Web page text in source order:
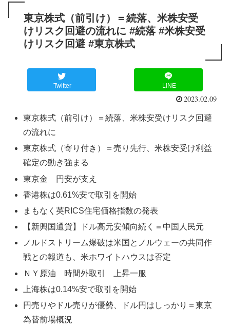
東京株式（前引け）＝続落、米株安受
けリスク回避の流れに #続落 #米株安受
けリスク回避 #東京株式
Twitter LINE
2023.02.09
東京株式（前引け）＝続落、米株安受けリスク回避
の流れに
東京株式（寄り付き）＝売り先行、米株安受け利益
確定の動き強まる
東京金 円安が支え
香港株は0.61%安で取引を開始
まもなく英RICS住宅価格指数の発表
【新興国通貨】ドル高元安傾向続く＝中国人民元
ノルドストリーム爆破は米国とノルウェーの共同作
戦との報道も、米ホワイトハウスは否定
ＮＹ原油 時間外取引 上昇一服
上海株は0.14%安で取引を開始
円売りやドル売りが優勢、ドル円はしっかり＝東京
為替前場概況